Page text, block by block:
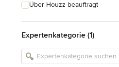
Über Houzz beauftragt
Expertenkategorie (1)